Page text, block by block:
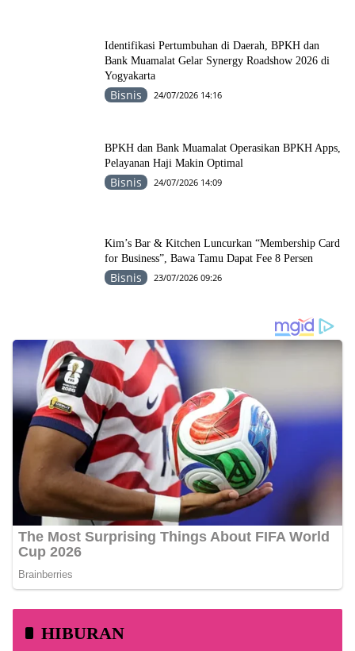
Identifikasi Pertumbuhan di Daerah, BPKH dan
Bank Muamalat Gelar Synergy Roadshow 2026 di
Yogyakarta
Bisnis 24/07/2026 14:16
BPKH dan Bank Muamalat Operasikan BPKH Apps,
Pelayanan Haji Makin Optimal
Bisnis 24/07/2026 14:09
Kim’s Bar & Kitchen Luncurkan “Membership Card
for Business”, Bawa Tamu Dapat Fee 8 Persen
Bisnis 23/07/2026 09:26
HIBURAN